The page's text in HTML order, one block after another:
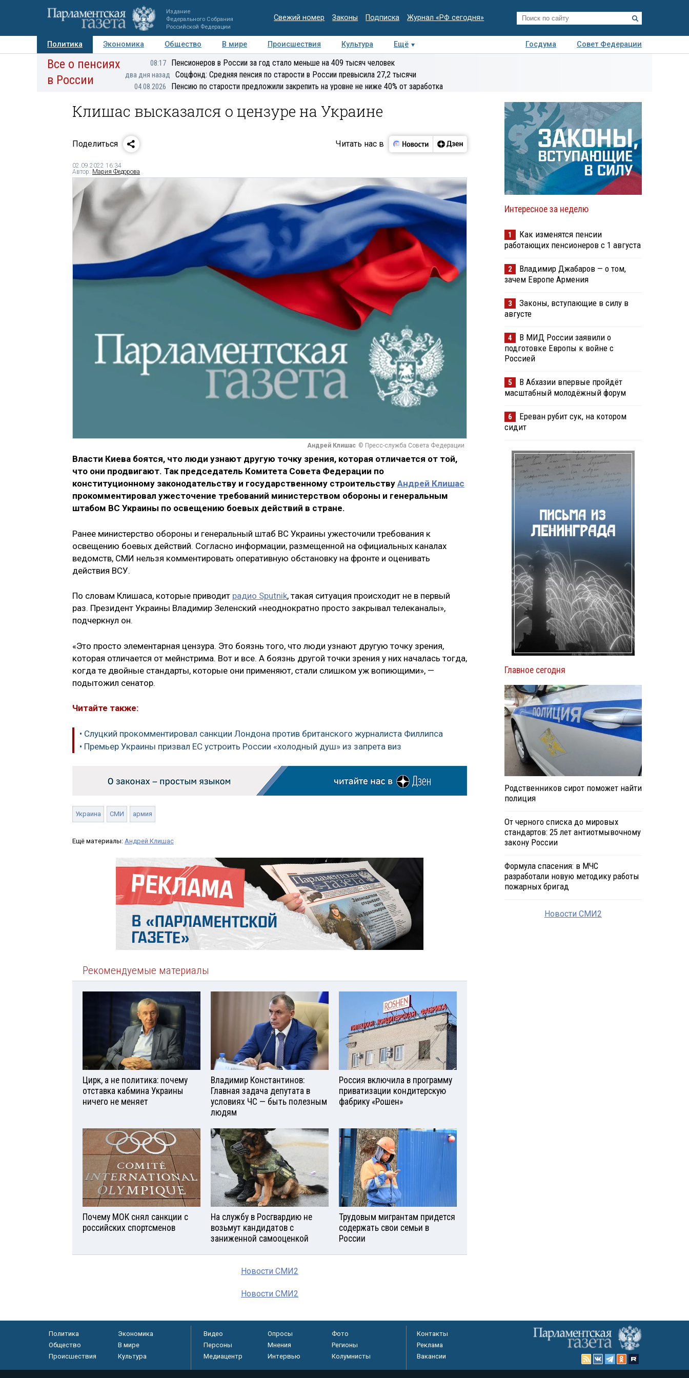
Издание
Федерального Собрания
Российской Федерации
Свежий номер Законы Подписка Журнал «РФ сегодня»
Политика Экономика Общество В мире Происшествия Культура Ещё Госдума
Совет Федерации
Авторы Персоны Мнения Регионы Медиацентр Интервью Колумнисты
Все о пенсиях
в России
08:17 Пенсионеров в России за год стало меньше на 409 тысяч человек
два дня назад Соцфонд: Средняя пенсия по старости в России превысила 27,2 тысячи
04.08.2026 Пенсию по старости предложили закрепить на уровне не ниже 40% от заработка
Клишас высказался о цензуре на Украине
Поделиться Читать нас в
02.09.2022 16:34
Автор: Мария Федорова
Андрей Клишас © Пресс-служба Совета Федерации
Власти Киева боятся, что люди узнают другую точку зрения, которая отличается от той,
что они продвигают. Так председатель Комитета Совета Федерации по
конституционному законодательству и государственному строительству Андрей Клишас
прокомментировал ужесточение требований министерством обороны и генеральным
штабом ВС Украины по освещению боевых действий в стране.
Ранее министерство обороны и генеральный штаб ВС Украины ужесточили требования к
освещению боевых действий. Согласно информации, размещенной на официальных каналах
ведомств, СМИ нельзя комментировать оперативную обстановку на фронте и оценивать
действия ВСУ.
По словам Клишаса, которые приводит радио Sputnik, такая ситуация происходит не в первый
раз. Президент Украины Владимир Зеленский «неоднократно просто закрывал телеканалы»,
подчеркнул он.
«Это просто элементарная цензура. Это боязнь того, что люди узнают другую точку зрения,
которая отличается от мейнстрима. Вот и все. А боязнь другой точки зрения у них началась тогда,
когда те двойные стандарты, которые они применяют, стали слишком уж вопиющими», —
подытожил сенатор.
Читайте также:
• Слуцкий прокомментировал санкции Лондона против британского журналиста Филлипса
• Премьер Украины призвал ЕС устроить России «холодный душ» из запрета виз
Украина СМИ армия
Ещё материалы: Андрей Клишас
Рекомендуемые материалы
Цирк, а не политика: почему
отставка кабмина Украины
ничего не меняет
Владимир Константинов:
Главная задача депутата в
условиях ЧС — быть полезным
людям
Россия включила в программу
приватизации кондитерскую
фабрику «Рошен»
Почему МОК снял санкции с
российских спортсменов
На службу в Росгвардию не
возьмут кандидатов с
заниженной самооценкой
Трудовым мигрантам придется
содержать свои семьи в
России
Новости СМИ2
Новости СМИ2
Интересное за неделю
1
Как изменятся пенсии
работающих пенсионеров с 1 августа
2
Владимир Джабаров — о том,
зачем Европе Армения
3
Законы, вступающие в силу в
августе
4
В МИД России заявили о
подготовке Европы к войне с
Россией
5
В Абхазии впервые пройдёт
масштабный молодёжный форум
6
Ереван рубит сук, на котором
сидит
Главное сегодня
Родственников сирот поможет найти
полиция
От черного списка до мировых
стандартов: 25 лет антиотмывочному
закону России
Формула спасения: в МЧС
разработали новую методику работы
пожарных бригад
Новости СМИ2
Политика
Экономика
Общество
В мире
Происшествия
Культура
Видео Опросы
Фото
Персоны
Мнения
Регионы
Медиацентр
Интервью Колумнисты
Контакты
Реклама
Вакансии